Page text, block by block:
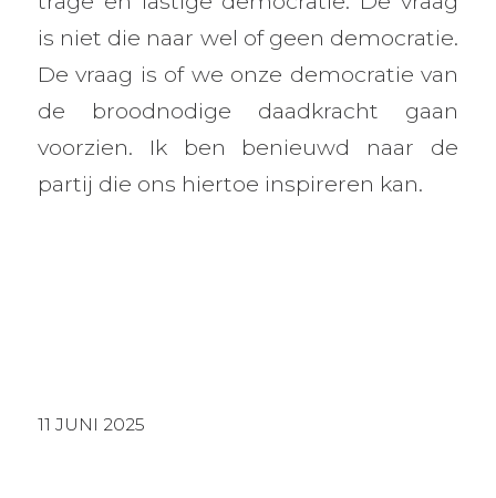
is niet die naar wel of geen democratie.
De vraag is of we onze democratie van
de broodnodige daadkracht gaan
voorzien. Ik ben benieuwd naar de
partij die ons hiertoe inspireren kan.
11 JUNI 2025